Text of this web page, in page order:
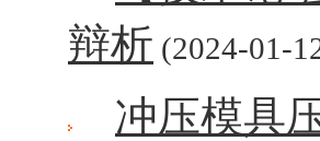
辩析 (2024-01-
冲压模具